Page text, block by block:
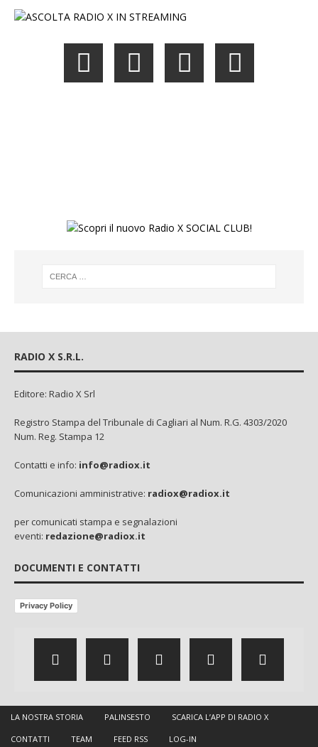
RADIO X S.R.L.
Editore: Radio X Srl
Registro Stampa del Tribunale di Cagliari al Num. R.G. 4303/2020
Num. Reg. Stampa 12
Contatti e info: info@radiox.it
Comunicazioni amministrative: radiox@radiox.it
per comunicati stampa e segnalazioni
eventi: redazione@radiox.it
DOCUMENTI E CONTATTI
Privacy Policy
LA NOSTRA STORIA PALINSESTO SCARICA L’APP DI RADIO X
CONTATTI TEAM FEED RSS LOG-IN